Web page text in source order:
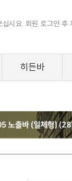
시요. 회원 로그인 후
히든바